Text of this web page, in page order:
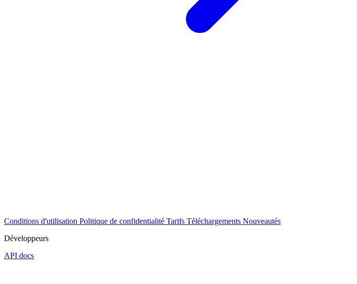
Conditions d'utilisation Politique de confidentialité Tarifs Téléchargements Nouveautés
Développeurs
API docs